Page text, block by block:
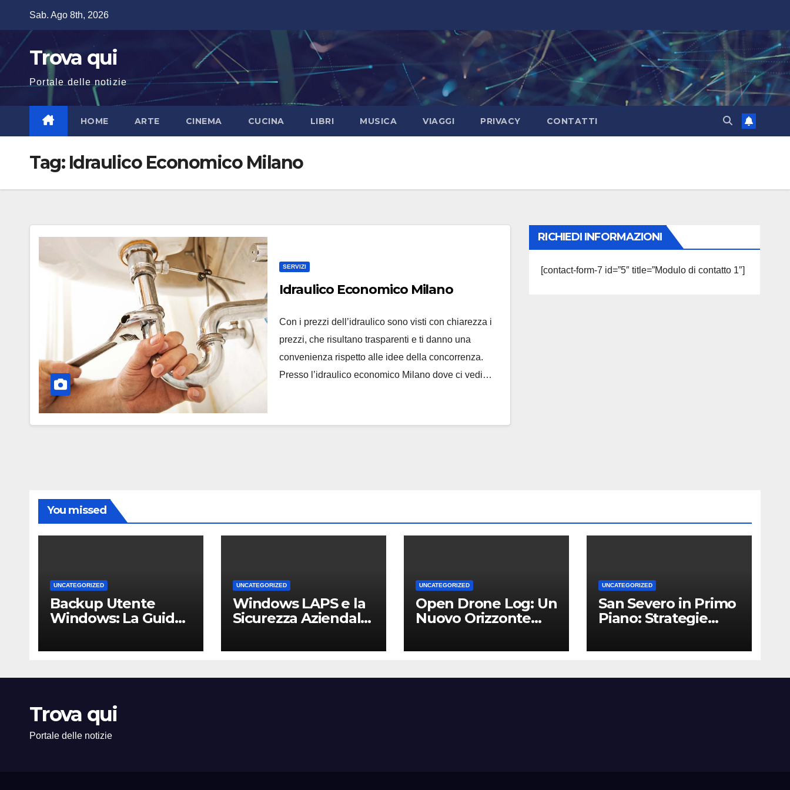
contenuto
Sab. Ago 8th, 2026
Trova qui
Portale delle notizie
HOME ARTE CINEMA CUCINA LIBRI MUSICA VIAGGI PRIVACY CONTATTI
Tag: Idraulico Economico Milano
SERVIZI
Idraulico Economico Milano
Con i prezzi dell’idraulico sono visti con chiarezza i
prezzi, che risultano trasparenti e ti danno una
convenienza rispetto alle idee della concorrenza.
Presso l’idraulico economico Milano dove ci vedi…
RICHIEDI INFORMAZIONI
[contact-form-7 id=”5″ title=”Modulo di contatto 1″]
You missed
UNCATEGORIZED
Backup Utente
Windows: La Guida
Perdere i Tuoi Dati
dell’Ufficio
UNCATEGORIZED
Windows LAPS e la
Sicurezza Aziendale:
Competitivo per le
UNCATEGORIZED
Open Drone Log: Un
Nuovo Orizzonte
Professionisti
UNCATEGORIZED
San Severo in Primo
Piano: Strategie
Attività Locali nei
Trova qui
Portale delle notizie